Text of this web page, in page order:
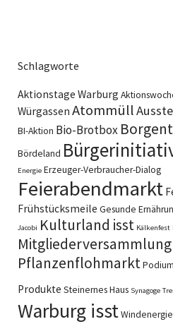
Schlagworte
Aktionstage Warburg
Würgassen Atommüll
BI-Aktion Bio-Brotbox
Bördeland
Energie Erzeuger-Verbraucher-Dialog
Feierabendmarkt
Frühstücksmeile Gesunde
Jacobi Kulturland isst Kälkenfest
Mitgliederversammlung
Pflanzenflohmarkt
Produkte Steinernes Haus Synagoge
Warburg isstWindenergie